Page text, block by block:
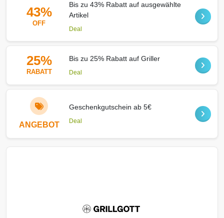
43%
OFF
Bis zu 43% Rabatt auf ausgewählte
Artikel
Deal
25%
RABATT
Bis zu 25% Rabatt auf Griller
Deal
ANGEBOT
Geschenkgutschein ab 5€
Deal